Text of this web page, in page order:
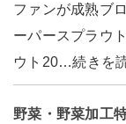
ファンが成熟ブ
ーパースプラウ
ウト20…続きを
野菜・野菜加工